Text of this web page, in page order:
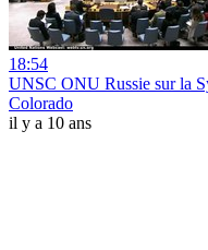
18:54
UNSC ONU Russie sur la
Colorado
il y a 10 ans